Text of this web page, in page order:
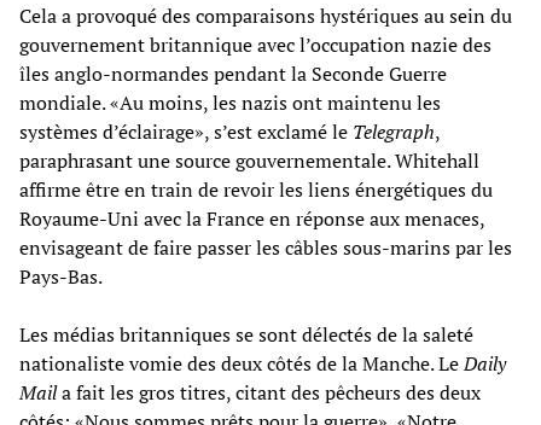
Cela a provoqué des comparaisons hystériques au sein du
gouvernement britannique avec l’occupation nazie des
îles anglo-normandes pendant la Seconde Guerre
mondiale. «Au moins, les nazis ont maintenu les
systèmes d’éclairage», s’est exclamé le Telegraph,
paraphrasant une source gouvernementale. Whitehall
affirme être en train de revoir les liens énergétiques du
Royaume-Uni avec la France en réponse aux menaces,
envisageant de faire passer les câbles sous-marins par les
Pays-Bas.
Les médias britanniques se sont délectés de la saleté
nationaliste vomie des deux côtés de la Manche. LeDaily
Maila faitles gros titres, citant des pêcheurs des deux